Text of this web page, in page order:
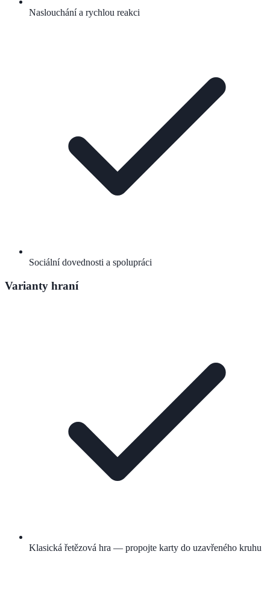
Naslouchání a rychlou reakci
Sociální dovednosti a spolupráci
Varianty hraní
Klasická řetězová hra — propojte karty do uzavřeného kruhu